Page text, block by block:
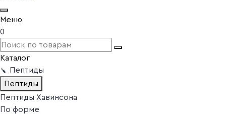
Меню
0
Каталог
Пептиды
Пептиды
Пептиды Хавинсона
По форме